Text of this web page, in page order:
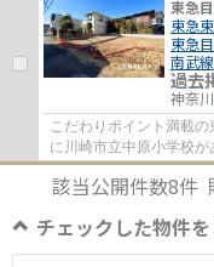
東急
東急
東急
南武線
過去
神奈
こだわりポイント満載
に川崎市立中原小学校
に面した物件です。コチ
該当公開件数8件
チェックした物件